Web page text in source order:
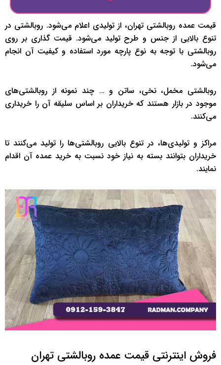
قیمت عمده روبالشتی تهران، از تولیدی اعلام می‌شود. روبالشتی در
تنوع بالایی از جنس و طرح تولید می‌شود. قیمت گذاری بر روی
روبالشتی با توجه به نوع پارچه مورد استفاده و کیفیت آن انجام
می‌شود.
روبالشتی مخمل، نخی، ساتن و … چند نمونه از روبالشتی‌های
موجود در بازار هستند که خریداران بر اساس سلیقه آن را خریداری
می‌کنند.
مراکز و تولیدی‌ها، در تنوع بالایی روبالشتی‌ها را تولید می‌کنند تا
خریداران بتوانند بسته به نیاز خود نسبت به خرید عمده آن اقدام
نمایند.
فروش اینترنتی قیمت عمده روبالشتی تهران